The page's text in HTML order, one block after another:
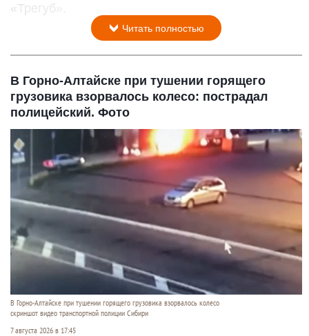
«Трегуб».
Читать полностью
В Горно-Алтайске при тушении горящего
грузовика взорвалось колесо: пострадал
полицейский. Фото
В Горно-Алтайске при тушении горящего грузовика взорвалось колесо
скриншот видео транспортной полиции Сибири
7 августа 2026 в 17:45